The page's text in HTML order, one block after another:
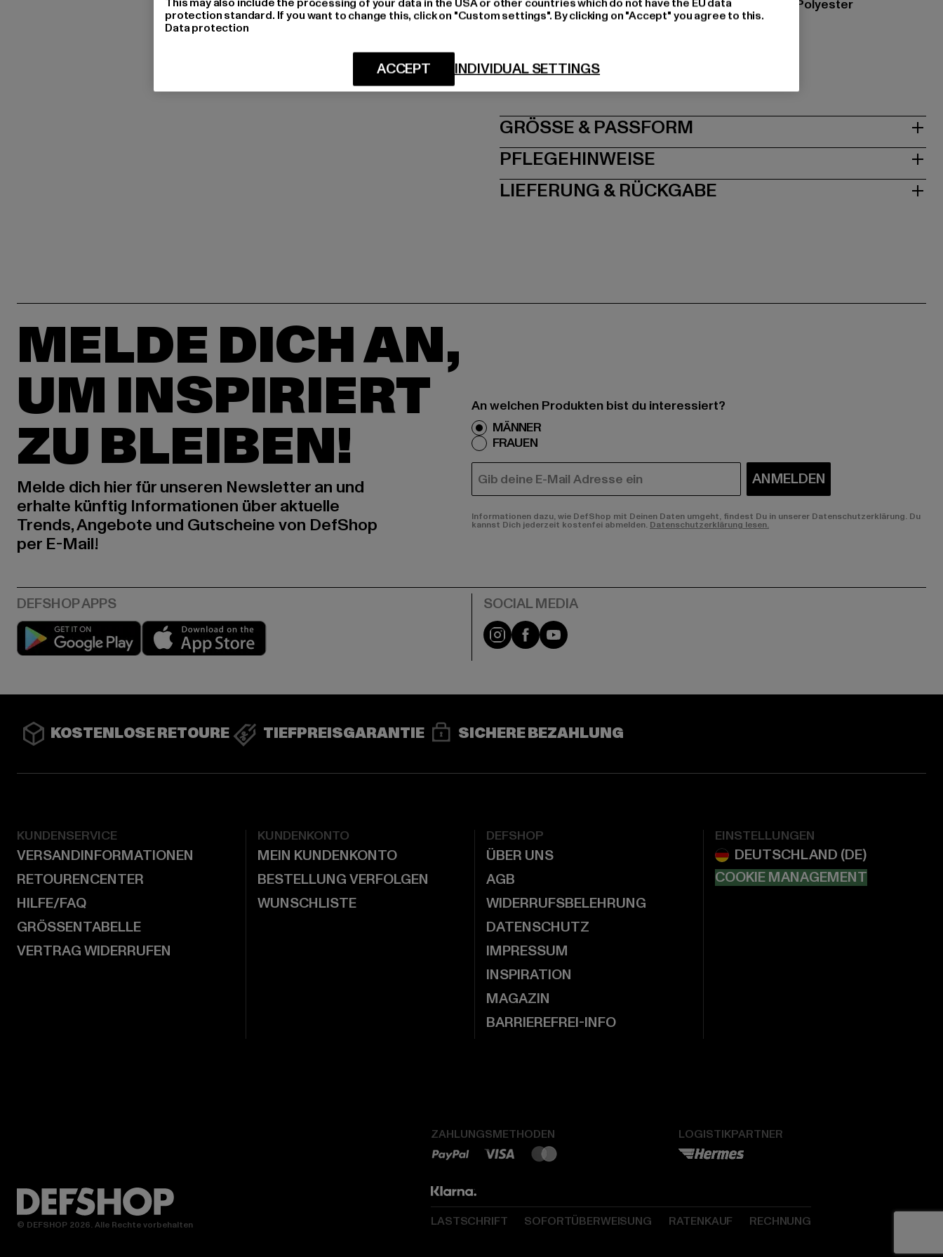
Materialzusammensetzung: 80% Baumwolle, 20% Polyester
Art.Nr: 213212-00075
Hersteller: Wear Group |
Hostrupsgade 41 | 8600 Silkeborg | DK
GRÖSSE & PASSFORM
PFLEGEHINWEISE
LIEFERUNG & RÜCKGABE
MELDE DICH AN,
UM INSPIRIERT
ZU BLEIBEN!
Melde dich hier für unseren Newsletter an und
erhalte künftig Informationen über aktuelle
Trends, Angebote und Gutscheine von DefShop
per E-Mail!
An welchen Produkten bist du interessiert?
MÄNNER
FRAUEN
E-MAIL ANMELDEN
Informationen dazu, wie DefShop mit Deinen Daten umgeht, findest Du in unserer Datenschutzerklärung. Du
kannst Dich jederzeit kostenfei abmelden. Datenschutzerklärung lesen.
Play market Instagram
FacebookYouTube
KOSTENLOSE RETOURE TIEFPREISGARANTIE SICHERE BEZAHLUNG
KUNDENSERVICE
VERSANDINFORMATIONEN
RETOURENCENTER
HILFE/FAQ
GRÖSSENTABELLE
VERTRAG WIDERRUFEN
KUNDENKONTO
MEIN KUNDENKONTO
BESTELLUNG VERFOLGEN
WUNSCHLISTE
DEFSHOP
ÜBER UNS
AGB
WIDERRUFSBELEHRUNG
DATENSCHUTZ
IMPRESSUM
INSPIRATION
MAGAZIN
BARRIEREFREI-INFO
EINSTELLUNGEN
COOKIE MANAGEMENT
ZAHLUNGSMETHODEN LOGISTIKPARTNER
LASTSCHRIFT SOFORTÜBERWEISUNG RATENKAUF RECHNUNG
© DEFSHOP 2026. Alle Rechte vorbehalten
protection standard. If you want to change this, click on "Custom settings". By clicking on "Accept" you agree to this.
Data protection
INDIVIDUAL SETTINGS
ACCEPT